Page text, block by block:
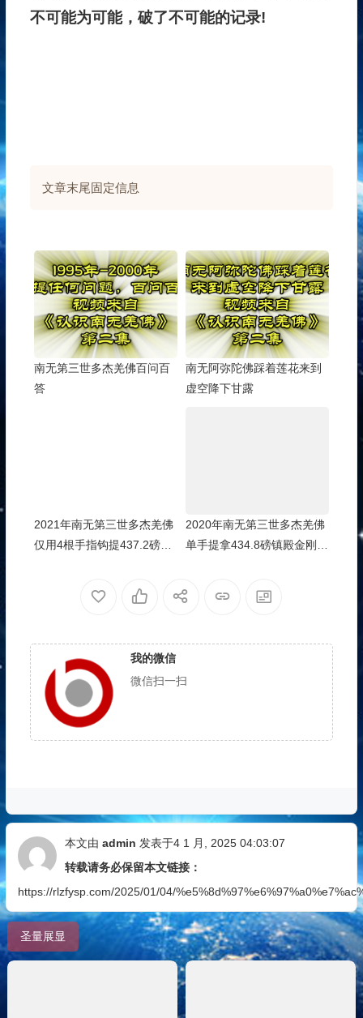
不可能为可能，破了不可能的记录!
文章末尾固定信息
南无第三世多杰羌佛百问百
答
南无阿弥陀佛踩着莲花来到
虚空降下甘露
2021年南无第三世多杰羌佛
仅用4根手指钩提437.2磅金
2020年南无第三世多杰羌佛
单手提拿434.8磅镇殿金刚
我的微信
微信扫一扫
本文由 admin 发表于4 1 月, 2025 04:03:07
转载请务必保留本文链接：
https://rlzfysp.com/2025/01/04/
圣量展显